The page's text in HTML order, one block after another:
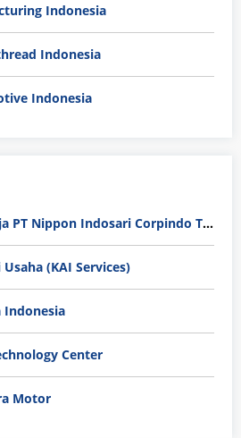
Indonesia
Indonesia
Indonesia
Lowongan Kerja PT Nippon Indosari Corpindo Tbk. Bulan Agustus 2026
(KAI Services)
Indonesia
Center
Motor